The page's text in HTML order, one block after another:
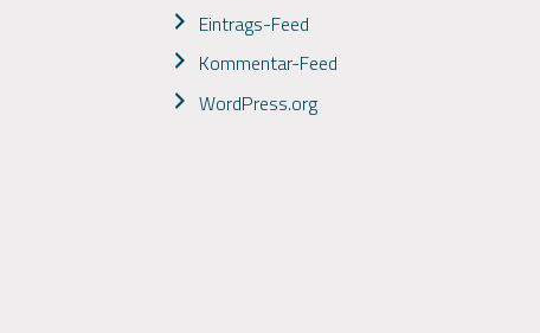
Eintrags-Feed
Kommentar-Feed
WordPress.org